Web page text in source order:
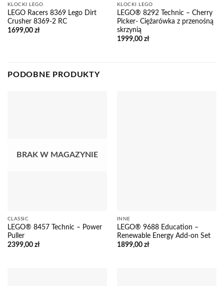
KLOCKI LEGO
LEGO Racers 8369 Lego Dirt
Crusher 8369-2 RC
1699,00 zł
KLOCKI LEGO
LEGO® 8292 Technic – Cherry
Picker- Ciężarówka z przenośną
skrzynią
1999,00 zł
PODOBNE PRODUKTY
BRAK W MAGAZYNIE
CLASSIC
LEGO® 8457 Technic – Power
Puller
2399,00 zł
INNE
LEGO® 9688 Education –
Renewable Energy Add-on Set
1899,00 zł